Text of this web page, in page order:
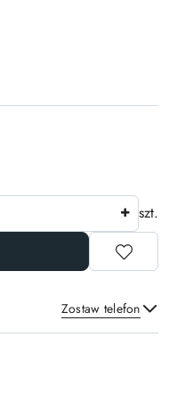
szt.
Zostaw telefon